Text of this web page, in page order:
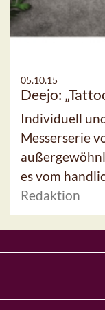
05.10.15
Deejo:
Individuell
Messerserie
es vom
Redaktion